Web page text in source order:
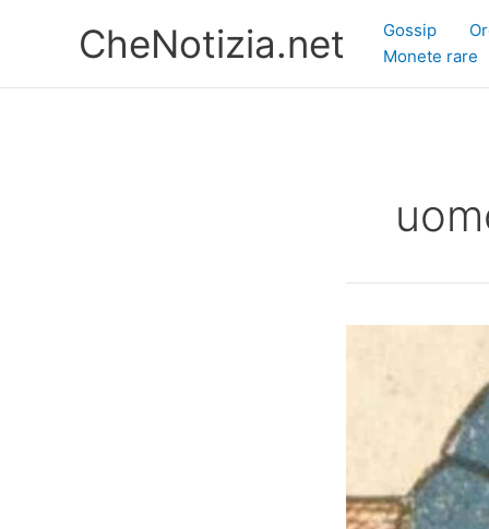
CheNotizia.net Gossip
Monete rare